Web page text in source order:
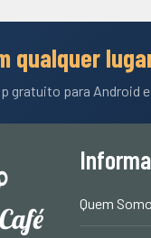
qualquer
gratuito para Android
Quem